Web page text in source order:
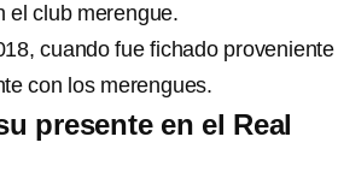
el club merengue.
cuando fue fichado
con los merengues.
presente en el Real